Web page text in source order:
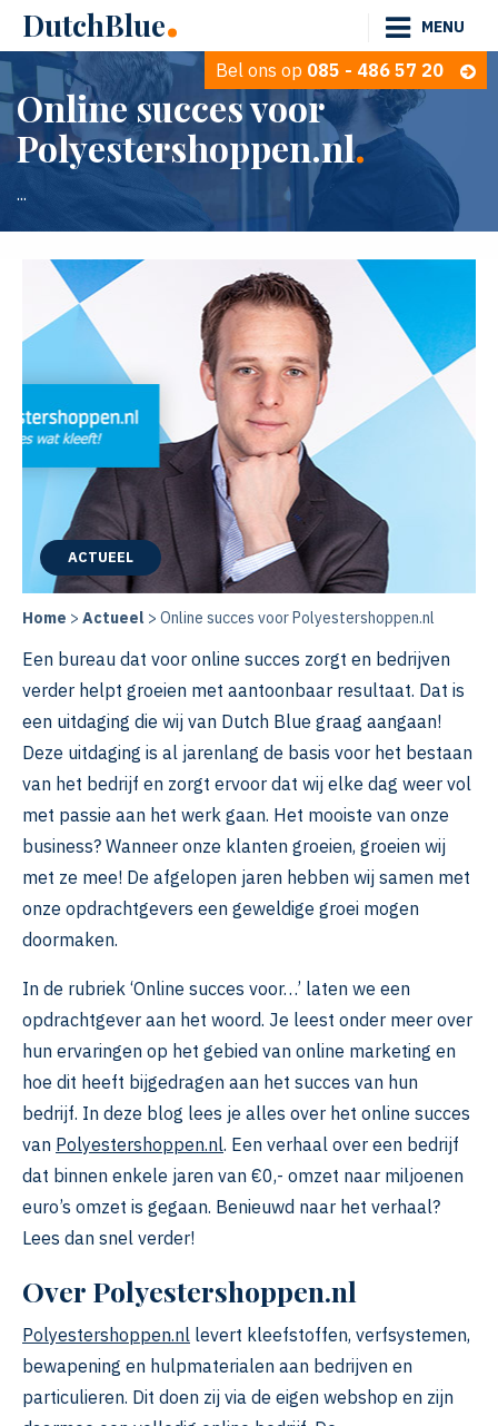
DutchBlue. MENU
Bel ons op 085 - 486 57 20
Online succes voor
Polyestershoppen.nl.
...
ACTUEEL
Home > Actueel > Online succes voor Polyestershoppen.nl
Een bureau dat voor online succes zorgt en bedrijven
verder helpt groeien met aantoonbaar resultaat. Dat is
een uitdaging die wij van Dutch Blue graag aangaan!
Deze uitdaging is al jarenlang de basis voor het bestaan
van het bedrijf en zorgt ervoor dat wij elke dag weer vol
met passie aan het werk gaan. Het mooiste van onze
business? Wanneer onze klanten groeien, groeien wij
met ze mee! De afgelopen jaren hebben wij samen met
onze opdrachtgevers een geweldige groei mogen
doormaken.
In de rubriek ‘Online succes voor…’ laten we een
opdrachtgever aan het woord. Je leest onder meer over
hun ervaringen op het gebied van online marketing en
hoe dit heeft bijgedragen aan het succes van hun
bedrijf. In deze blog lees je alles over het online succes
van Polyestershoppen.nl. Een verhaal over een bedrijf
dat binnen enkele jaren van €0,- omzet naar miljoenen
euro’s omzet is gegaan. Benieuwd naar het verhaal?
Lees dan snel verder!
Over Polyestershoppen.nl
Polyestershoppen.nl levert kleefstoffen, verfsystemen,
bewapening en hulpmaterialen aan bedrijven en
particulieren. Dit doen zij via de eigen webshop en zijn